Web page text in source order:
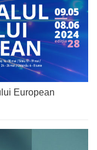
European